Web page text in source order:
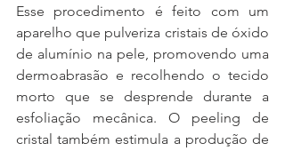
Esse procedimento é feito com um
aparelho que pulveriza cristais de óxido
de alumínio na pele, promovendo uma
dermoabrasão e recolhendo o tecido
morto que se desprende durante a
esfoliação mecânica. O peeling de
cristal também estimula a produção de